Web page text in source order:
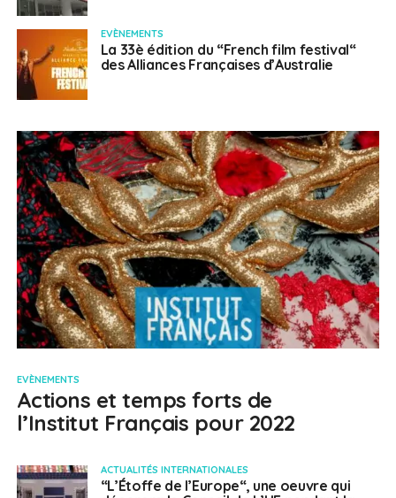
EVÈNEMENTS
La 33è édition du “French film festival“
des Alliances Françaises d’Australie
EVÈNEMENTS
Actions et temps forts de
l’Institut Français pour 2022
ACTUALITÉS INTERNATIONALES
“L’Étoffe de l’Europe“, une oeuvre qui